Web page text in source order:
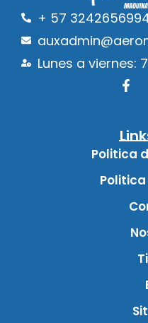
+ 57
Lunes a viernes:
Politica